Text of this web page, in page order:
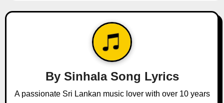
a
a
By Sinhala Song Lyrics
A passionate Sri Lankan music lover with over 10 years